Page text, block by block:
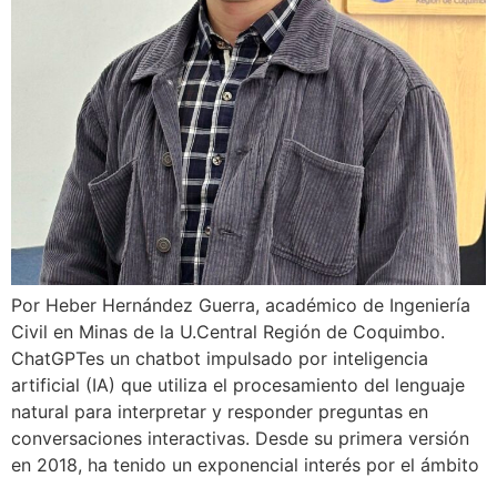
Por Heber Hernández Guerra, académico de Ingeniería
Civil en Minas de la U.Central Región de Coquimbo.
ChatGPTes un chatbot impulsado por inteligencia
artificial (IA) que utiliza el procesamiento del lenguaje
natural para interpretar y responder preguntas en
conversaciones interactivas. Desde su primera versión
en 2018, ha tenido un exponencial interés por el ámbito